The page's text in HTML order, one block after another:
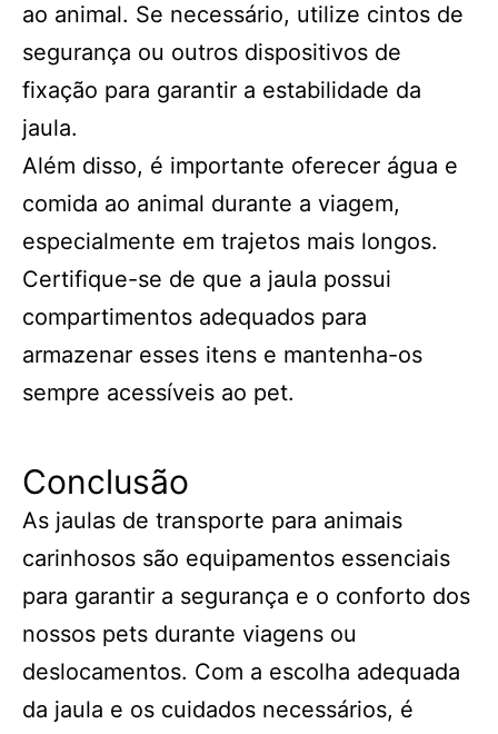
ao animal. Se necessário, utilize cintos de
segurança ou outros dispositivos de
fixação para garantir a estabilidade da
jaula.
Além disso, é importante oferecer água e
comida ao animal durante a viagem,
especialmente em trajetos mais longos.
Certifique-se de que a jaula possui
compartimentos adequados para
armazenar esses itens e mantenha-os
sempre acessíveis ao pet.
Conclusão
As jaulas de transporte para animais
carinhosos são equipamentos essenciais
para garantir a segurança e o conforto dos
nossos pets durante viagens ou
deslocamentos. Com a escolha adequada
da jaula e os cuidados necessários, é